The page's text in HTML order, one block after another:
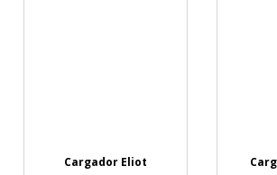
Cargador Eliot